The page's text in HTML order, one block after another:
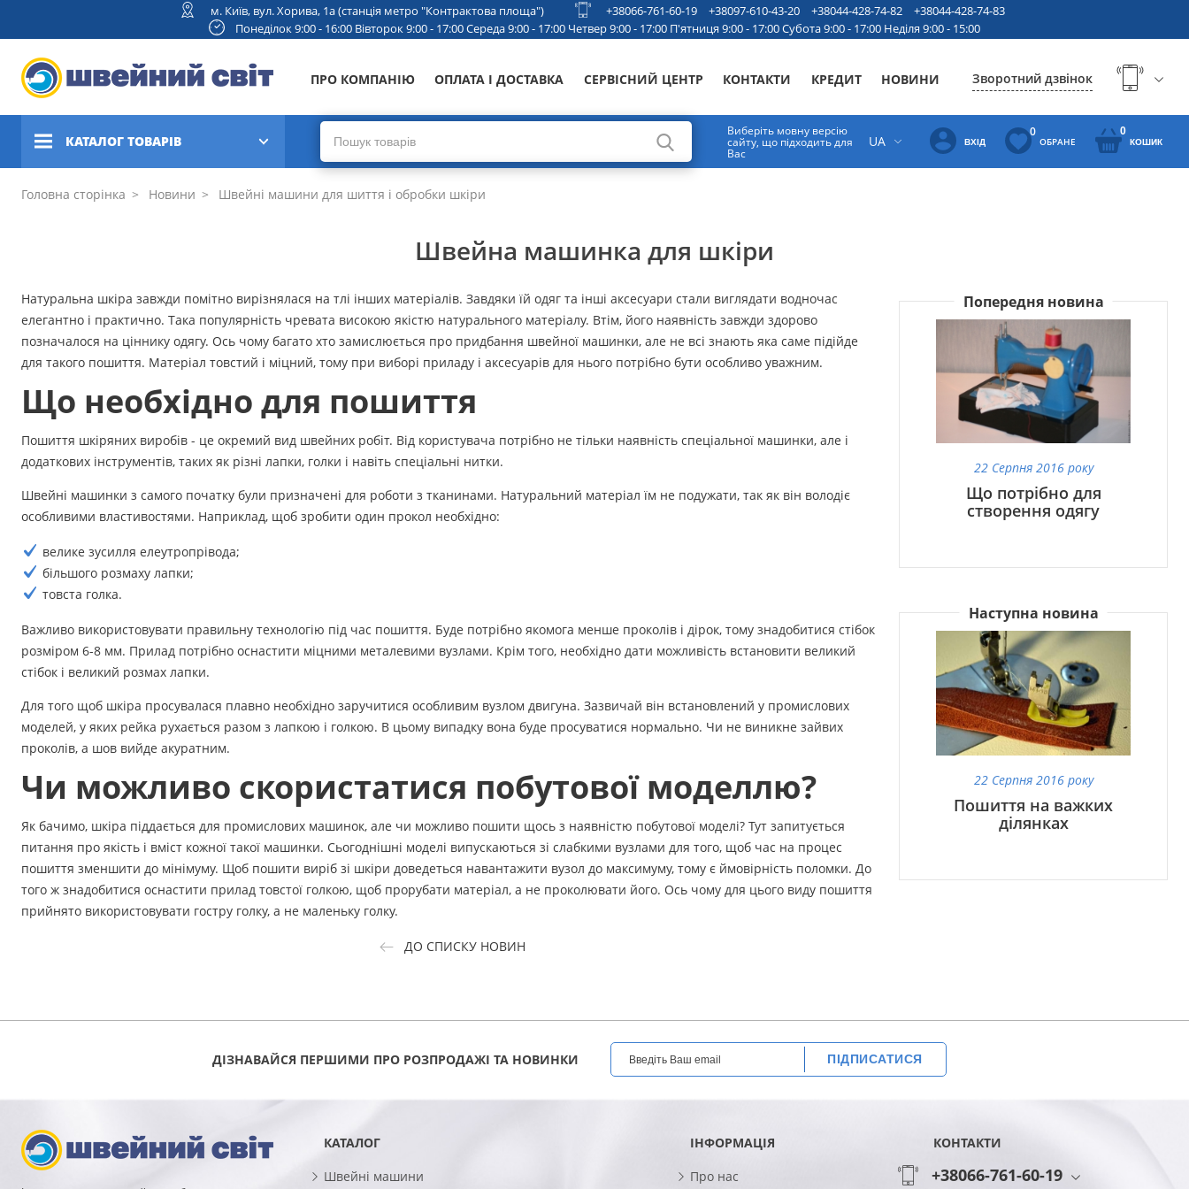
м. Київ, вул. Хорива, 1а (станція метро "Контрактова площа") +38066-761-60-19 +38097-610-43-20 +38044-428-74-82
+38044-428-74-83
Понеділок 9:00 - 16:00 Вівторок 9:00 - 17:00 Середа 9:00 - 17:00 Четвер 9:00 - 17:00 П'ятниця 9:00 - 17:00 Субота 9:00 - 17:00 Неділя 9:00 - 15:00
ПРО КОМПАНІЮ ОПЛАТА І ДОСТАВКА СЕРВІСНИЙ ЦЕНТР КОНТАКТИ КРЕДИТ НОВИНИ Зворотний дзвінок
КАТАЛОГ ТОВАРІВ
Швейні машини
Коверлоки, оверлоки,
плоскошовні машини
В'язальні машини
Аксесуари
Бренди
Виберіть мовну версію
сайту, що підходить для
Вас
UA ВХІД
0
ОБРАНЕ
0
КОШИК
Головна сторінка Новини Швейні машини для шиття і обробки шкіри
Швейна машинка для шкіри
Натуральна шкіра завжди помітно вирізнялася на тлі інших матеріалів. Завдяки їй одяг та інші аксесуари стали виглядати водночас
елегантно і практично. Така популярність чревата високою якістю натурального матеріалу. Втім, його наявність завжди здорово
позначалося на ціннику одягу. Ось чому багато хто замислюється про придбання швейної машинки, але не всі знають яка саме підійде
для такого пошиття. Матеріал товстий і міцний, тому при виборі приладу і аксесуарів для нього потрібно бути особливо уважним.
Що необхідно для пошиття
Пошиття шкіряних виробів - це окремий вид швейних робіт. Від користувача потрібно не тільки наявність спеціальної машинки, але і
додаткових інструментів, таких як різні лапки, голки і навіть спеціальні нитки.
Швейні машинки з самого початку були призначені для роботи з тканинами. Натуральний матеріал їм не подужати, так як він володіє
особливими властивостями. Наприклад, щоб зробити один прокол необхідно:
велике зусилля елеутропрівода;
більшого розмаху лапки;
товста голка.
Важливо використовувати правильну технологію під час пошиття. Буде потрібно якомога менше проколів і дірок, тому знадобитися стібок
розміром 6-8 мм. Прилад потрібно оснастити міцними металевими вузлами. Крім того, необхідно дати можливість встановити великий
стібок і великий розмах лапки.
Для того щоб шкіра просувалася плавно необхідно заручитися особливим вузлом двигуна. Зазвичай він встановлений у промислових
моделей, у яких рейка рухається разом з лапкою і голкою. В цьому випадку вона буде просуватися нормально. Чи не виникне зайвих
проколів, а шов вийде акуратним.
Чи можливо скористатися побутової моделлю?
Як бачимо, шкіра піддається для промислових машинок, але чи можливо пошити щось з наявністю побутової моделі? Тут запитується
питання про якість і вміст кожної такої машинки. Сьогоднішні моделі випускаються зі слабкими вузлами для того, щоб час на процес
пошиття зменшити до мінімуму. Щоб пошити виріб зі шкіри доведеться навантажити вузол до максимуму, тому є ймовірність поломки. До
того ж знадобитися оснастити прилад товстої голкою, щоб прорубати матеріал, а не проколювати його. Ось чому для цього виду пошиття
прийнято використовувати гостру голку, а не маленьку голку.
ДО СПИСКУ НОВИН
Попередня новина
22 Серпня 2016 року
Що потрібно для
створення одягу
Наступна новина
22 Серпня 2016 року
Пошиття на важких
ділянках
ДІЗНАВАЙСЯ ПЕРШИМИ ПРО РОЗПРОДАЖІ ТА НОВИНКИ ПІДПИСАТИСЯ
КАТАЛОГ
Швейні машини
ІНФОРМАЦІЯ
Про нас
КОНТАКТИ
+38066-761-60-19